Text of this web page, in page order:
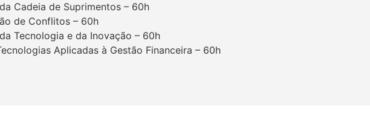
Cadeia de Suprimentos – 60h
de Conflitos – 60h
Tecnologia e da Inovação – 60h
Aplicadas à Gestão Financeira – 60h